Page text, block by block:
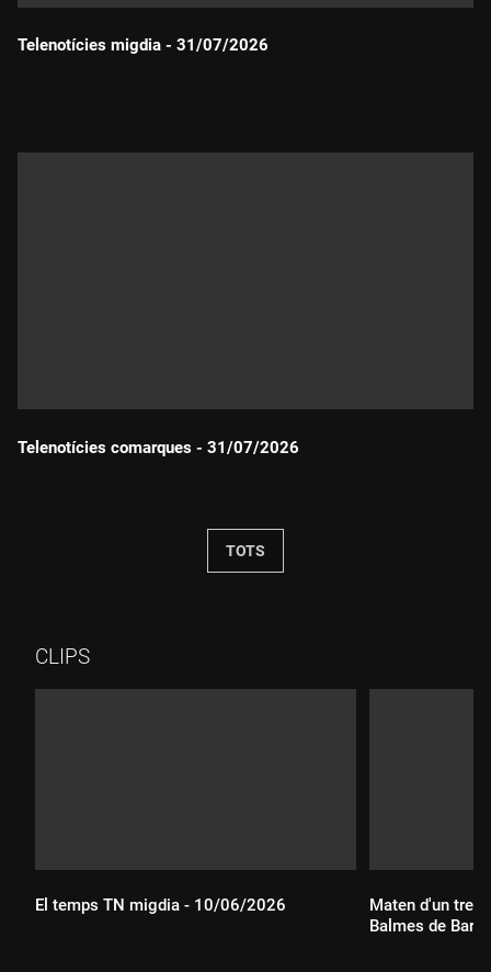
Telenotícies migdia - 31/07/2026
Telenotícies comarques - 31/07/2026
TOTS
CLIPS
El temps TN migdia - 10/06/2026
Maten d'un tret
Balmes de